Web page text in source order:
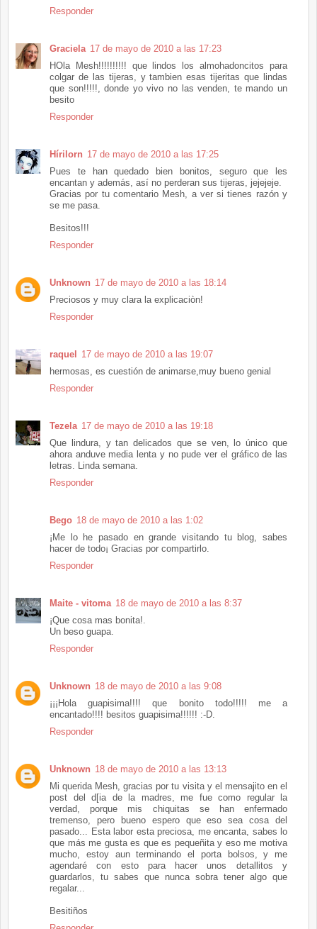
Responder
Graciela 17 de mayo de 2010 a las 17:23
HOla Mesh!!!!!!!!!! que lindos los almohadoncitos para
colgar de las tijeras, y tambien esas tijeritas que lindas
que son!!!!!, donde yo vivo no las venden, te mando un
besito
Responder
Hírilorn 17 de mayo de 2010 a las 17:25
Pues te han quedado bien bonitos, seguro que les
encantan y además, así no perderan sus tijeras, jejejeje.
Gracias por tu comentario Mesh, a ver si tienes razón y
se me pasa.
Besitos!!!
Responder
Unknown 17 de mayo de 2010 a las 18:14
Preciosos y muy clara la explicaciòn!
Responder
raquel 17 de mayo de 2010 a las 19:07
hermosas, es cuestión de animarse,muy bueno genial
Responder
Tezela 17 de mayo de 2010 a las 19:18
Que lindura, y tan delicados que se ven, lo único que
ahora anduve media lenta y no pude ver el gráfico de las
letras. Linda semana.
Responder
Bego 18 de mayo de 2010 a las 1:02
¡Me lo he pasado en grande visitando tu blog, sabes
hacer de todo¡ Gracias por compartirlo.
Responder
Maite - vitoma 18 de mayo de 2010 a las 8:37
¡Que cosa mas bonita!.
Un beso guapa.
Responder
Unknown 18 de mayo de 2010 a las 9:08
¡¡¡Hola guapisima!!!! que bonito todo!!!!! me a
encantado!!!! besitos guapisima!!!!!! :-D.
Responder
Unknown 18 de mayo de 2010 a las 13:13
Mi querida Mesh, gracias por tu visita y el mensajito en el
post del d[ia de la madres, me fue como regular la
verdad, porque mis chiquitas se han enfermado
tremenso, pero bueno espero que eso sea cosa del
pasado... Esta labor esta preciosa, me encanta, sabes lo
que más me gusta es que es pequeñita y eso me motiva
mucho, estoy aun terminando el porta bolsos, y me
agendaré con esto para hacer unos detallitos y
guardarlos, tu sabes que nunca sobra tener algo que
regalar...
Besitiños